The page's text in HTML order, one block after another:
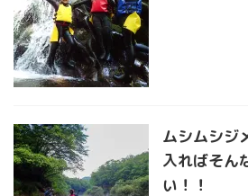
ムシムシジ
入ればそん
い！！